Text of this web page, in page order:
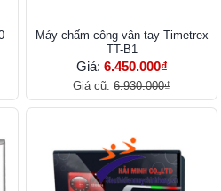
Máy chấm công vân tay Timetrex
TT-B1
Giá: 6.450.000₫
Giá cũ: 6.930.000₫